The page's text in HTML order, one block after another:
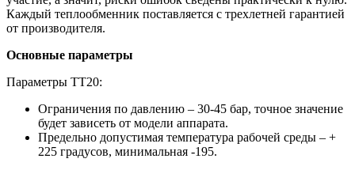
Каждый теплообменник поставляется с трехлетней гарантией
от производителя.
Основные параметры
Параметры ТТ20:
Ограничения по давлению – 30-45 бар, точное значение
будет зависеть от модели аппарата.
Предельно допустимая температура рабочей среды – +
225 градусов, минимальная -195.